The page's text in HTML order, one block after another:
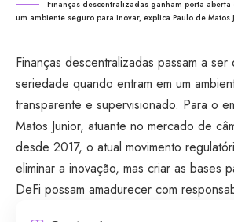
Finanças descentralizadas ganham porta
um ambiente seguro para inovar, explica Paulo de Matos
Finanças descentralizadas passam a ser
seriedade quando entram em um
transparente e supervisionado. Para o
Matos Junior, atuante no mercado de
desde 2017, o atual movimento
eliminar a inovação, mas criar as bases
DeFi possam amadurecer com